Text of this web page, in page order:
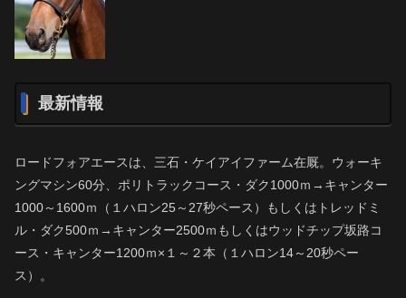
最新情報
ロードフォアエースは、三石・ケイアイファーム在厩。ウォーキ
ングマシン60分、ポリトラックコース・ダク1000ｍ→キャンター
1000～1600ｍ（１ハロン25～27秒ペース）もしくはトレッドミ
ル・ダク500ｍ→キャンター2500ｍもしくはウッドチップ坂路コ
ース・キャンター1200ｍ×１～２本（１ハロン14～20秒ペー
ス）。